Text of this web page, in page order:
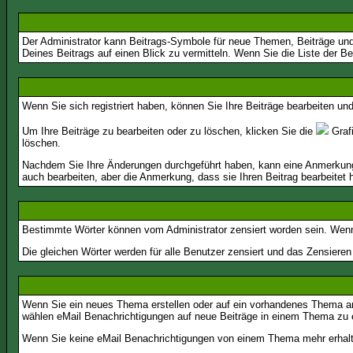
Der Administrator kann Beitrags-Symbole für neue Themen, Beiträge
Deines Beitrags auf einen Blick zu vermitteln. Wenn Sie die Liste der
Wenn Sie sich registriert haben, können Sie Ihre Beiträge bearbeiten
Um Ihre Beiträge zu bearbeiten oder zu löschen, klicken Sie die
löschen.
Nachdem Sie Ihre Änderungen durchgeführt haben, kann eine
auch bearbeiten, aber die Anmerkung, dass sie Ihren Beitrag bearbeitet
Bestimmte Wörter können vom Administrator zensiert worden sein.
Die gleichen Wörter werden für alle Benutzer zensiert und das
Wenn Sie ein neues Thema erstellen oder auf ein vorhandenes Thema
wählen eMail Benachrichtigungen auf neue Beiträge in einem Thema
Wenn Sie keine eMail Benachrichtigungen von einem Thema mehr